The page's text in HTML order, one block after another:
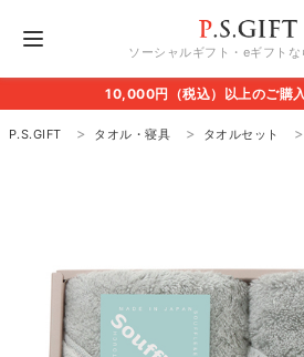
ソーシャルギフト・eギフト
10,000円（税込）以上のご購
P.S.GIFT タオル・寝具 タオルセット